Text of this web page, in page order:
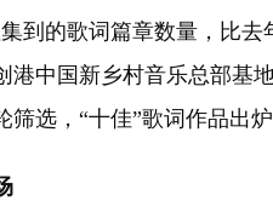
的歌词篇章数量，比去年
港中国新乡村音乐总部基
筛选，“十佳”歌词作品出